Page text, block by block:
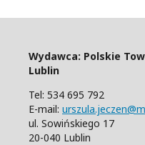
Wydawca: Polskie
Lublin
Tel: 534 695 792
E-mail:
ul. Sowińskiego 17
20-040 Lublin